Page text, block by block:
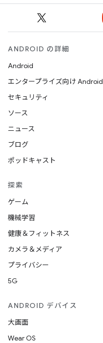
ANDROID の詳細
Android
エンタープライズ向け Android
セキュリティ
ソース
ニュース
ブログ
ポッドキャスト
探索
ゲーム
機械学習
健康＆フィットネス
カメラ＆メディア
プライバシー
5G
ANDROID デバイス
大画面
Wear OS